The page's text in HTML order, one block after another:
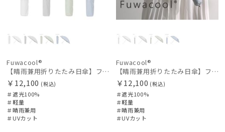
Fuwacool®
【晴雨兼用折りたたみ日傘】フワクール®ホワイト（Fuwacool® White）ジオメタリックラメ 遮光100 UV100
￥12,100 (税込)
＃遮光100%
＃軽量
＃晴雨兼用
＃UVカット
Fuwacool®
【晴雨兼用折りたたみ日傘】フワクール®ホワイト（Fuwacool® White）ジオメタリックラメ 遮光100 UV100 ハンドル付き
￥12,100 (税込)
＃遮光100%
＃軽量
＃晴雨兼用
＃UVカット